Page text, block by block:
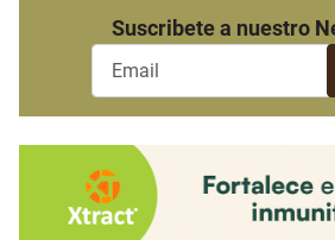
Suscribete a nuestro